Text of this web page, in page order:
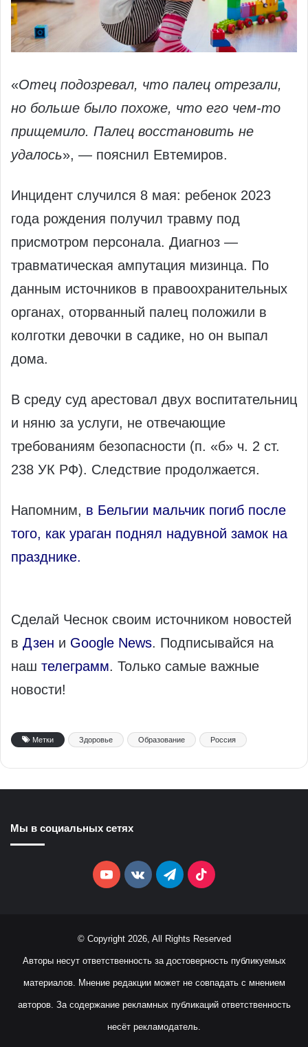
«Отец подозревал, что палец отрезали,
но больше было похоже, что его чем-то
прищемило. Палец восстановить не
удалось», — пояснил Евтемиров.
Инцидент случился 8 мая: ребенок 2023
года рождения получил травму под
присмотром персонала. Диагноз —
травматическая ампутация мизинца. По
данным источников в правоохранительных
органах, оторванный палец положили в
колготки девочки в садике, но он выпал
дома.
В среду суд арестовал двух воспитательниц
и няню за услуги, не отвечающие
требованиям безопасности (п. «б» ч. 2 ст.
238 УК РФ). Следствие продолжается.
Напомним, в Бельгии мальчик погиб после
того, как ураган поднял надувной замок на
празднике.
Сделай Чеснок своим источником новостей
в Дзен и Google News. Подписывайся на
наш телеграмм. Только самые важные
новости!
Метки Здоровье Образование Россия
Мы в социальных сетях
YouTubevk.comTelegramTikTok
© Copyright 2026, All Rights Reserved
Авторы несут ответственность за достоверность публикуемых
материалов. Мнение редакции может не совпадать с мнением
авторов. За содержание рекламных публикаций ответственность
несёт рекламодатель.